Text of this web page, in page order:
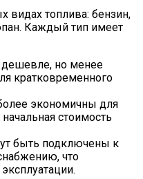
видах топлива: бензин,
Каждый тип имеет
дешевле, но менее
кратковременного
экономичны для
стоимость
быть подключены к
что